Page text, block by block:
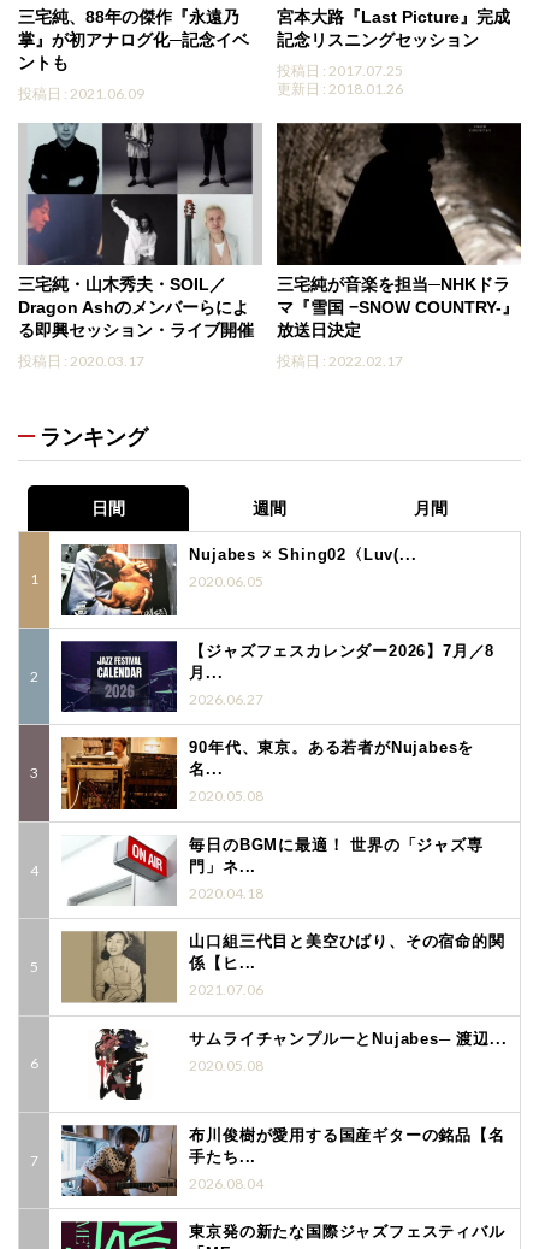
三宅純、88年の傑作『永遠乃
掌』が初アナログ化─記念イベ
ントも
投稿日 : 2021.06.09
宮本大路『Last Picture』完成
記念リスニングセッション
投稿日 : 2017.07.25
更新日 : 2018.01.26
三宅純・山木秀夫・SOIL／
Dragon Ashのメンバーらによ
る即興セッション・ライブ開催
投稿日 : 2020.03.17
三宅純が音楽を担当─NHKドラ
マ『雪国 −SNOW COUNTRY-』
放送日決定
投稿日 : 2022.02.17
ランキング
日間 週間 月間
Nujabes × Shing02〈Luv(...
2020.06.05
【ジャズフェスカレンダー2026】7月／8
月...
2026.06.27
90年代、東京。ある若者がNujabesを
名...
2020.05.08
毎日のBGMに最適！ 世界の「ジャズ専
門」ネ...
2020.04.18
山口組三代目と美空ひばり、その宿命的関
係【ヒ...
2021.07.06
サムライチャンプルーとNujabes─ 渡辺...
2020.05.08
布川俊樹が愛用する国産ギターの銘品【名
手たち...
2026.08.04
東京発の新たな国際ジャズフェスティバル